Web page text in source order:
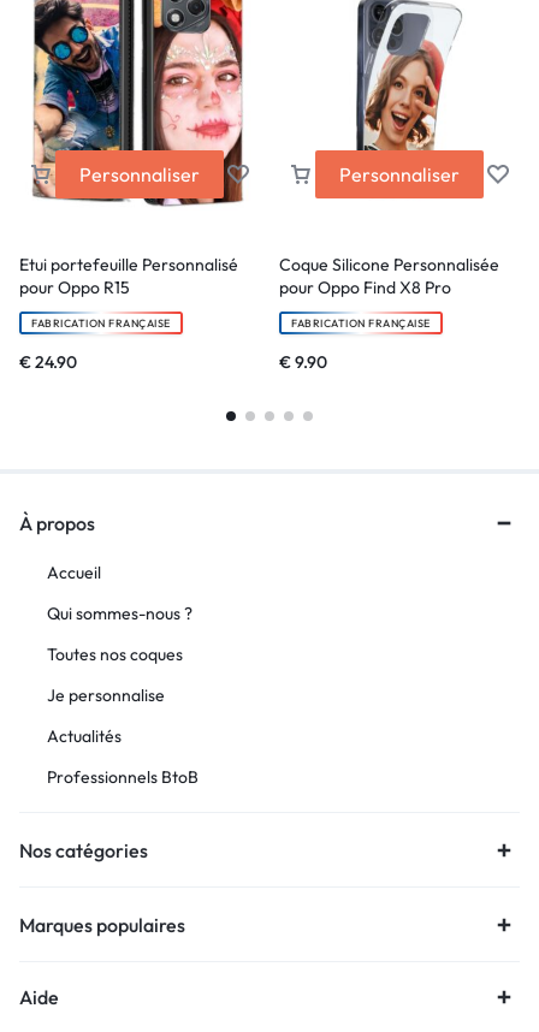
Personnaliser
Etui portefeuille Personnalisé
pour Oppo R15
FABRICATION FRANÇAISE
€24.90
Personnaliser
Coque Silicone Personnalisée
pour Oppo Find X8 Pro
FABRICATION FRANÇAISE
€9.90
À propos
Accueil
Qui sommes-nous ?
Toutes nos coques
Je personnalise
Actualités
Professionnels BtoB
Nos catégories
Marques populaires
Aide